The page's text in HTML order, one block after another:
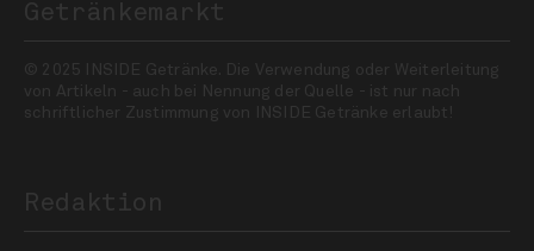
Getränkemarkt
© 2025 INSIDE Getränke. Die Verwendung oder Weiterleitung
von Artikeln - auch bei Nennung der Quelle - ist nur nach
schriftlicher Zustimmung von INSIDE Getränke erlaubt!
Redaktion